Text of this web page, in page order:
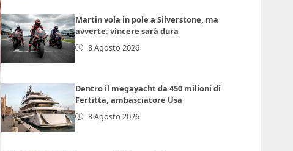
Martin vola in pole a Silverstone, ma
avverte: vincere sarà dura
8 Agosto 2026
Dentro il megayacht da 450 milioni di
Fertitta, ambasciatore Usa
8 Agosto 2026